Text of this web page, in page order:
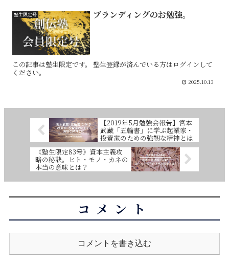
塾生限定号 ブランディングのお勉強。
この記事は塾生限定です。 塾生登録が済んでいる方はログインして
ください。
2025.10.13
【2019年5月勉強会報告】宮本
武蔵「五輪書」に学ぶ起業家・
投資家のための強靭な精神とは
《塾生限定83号》資本主義攻
略の秘訣。ヒト・モノ・カネの
本当の意味とは？
コメント
コメントを書き込む